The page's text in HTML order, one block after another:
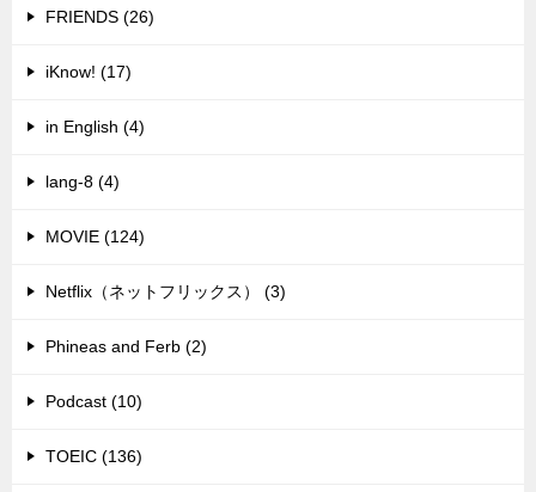
FRIENDS (26)
iKnow! (17)
in English (4)
lang-8 (4)
MOVIE (124)
Netflix（ネットフリックス） (3)
Phineas and Ferb (2)
Podcast (10)
TOEIC (136)